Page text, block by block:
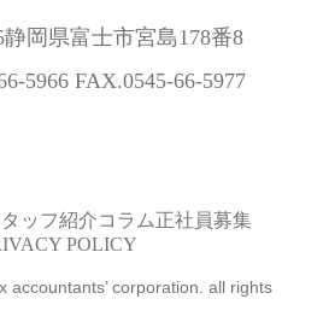
静岡県富士市宮島178番8
5966 FAX.0545-66-5977
ッフ紹介コラム正社員募集
POLICY
accountants’ corporation. all rights